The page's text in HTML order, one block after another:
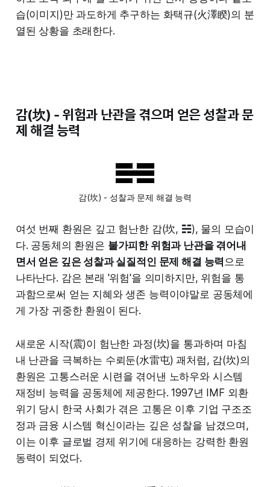
습(이미지)만 과도하게 추구하는 화택규(火澤睽)의 분
열된 상황을 초래한다.
감(坎) - 위험과 난관을 겪으며 얻은 성찰과 문
제 해결 능력
감(坎) - 성찰과 문제 해결 능력
여섯 번째 환원은 깊고 험난한 감(坎, ☵), 물의 모습이
다. 공동체의 환원은 불가피한 위험과 난관을 겪어내
면서 얻은 깊은 성찰과 실질적인 문제 해결 능력 으로
나타난다. 감은 본래 '위험'을 의미하지만, 위험을 통
과함으로써 얻는 지혜와 생존 능력이야말로 공동체에
게 가장 귀중한 환원이 된다.
새로운 시작(震)이 험난한 과정(坎)을 통과하며 마침
내 난관을 극복하는 수뢰둔(水雷屯) 괘처럼, 감(坎)의
환원은 고통스러운 시련을 겪어낸 노하우와 시스템
재정비 능력을 공동체에 제공한다. 1997년 IMF 외환
위기 당시 한국 사회가 겪은 고통은 이후 기업 구조조
정과 금융 시스템 혁신이라는 깊은 성찰을 남겼으며,
이는 이후 글로벌 경제 위기에 대응하는 강력한 환원
동력이 되었다.